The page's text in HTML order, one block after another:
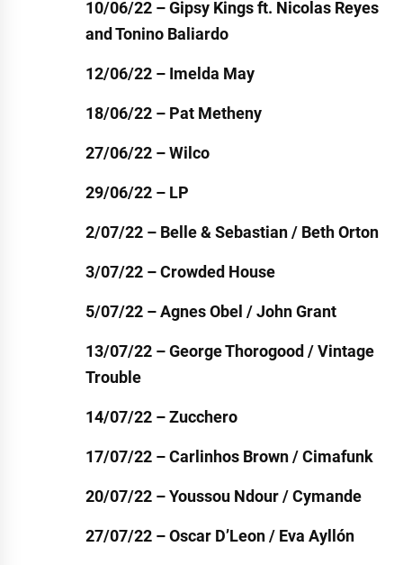
10/06/22 – Gipsy Kings ft. Nicolas Reyes
and Tonino Baliardo
12/06/22 – Imelda May
18/06/22 – Pat Metheny
27/06/22 – Wilco
29/06/22 – LP
2/07/22 – Belle & Sebastian / Beth Orton
3/07/22 – Crowded House
5/07/22 – Agnes Obel / John Grant
13/07/22 – George Thorogood / Vintage
Trouble
14/07/22 – Zucchero
17/07/22 – Carlinhos Brown / Cimafunk
20/07/22 – Youssou Ndour / Cymande
27/07/22 – Oscar D’Leon / Eva Ayllón